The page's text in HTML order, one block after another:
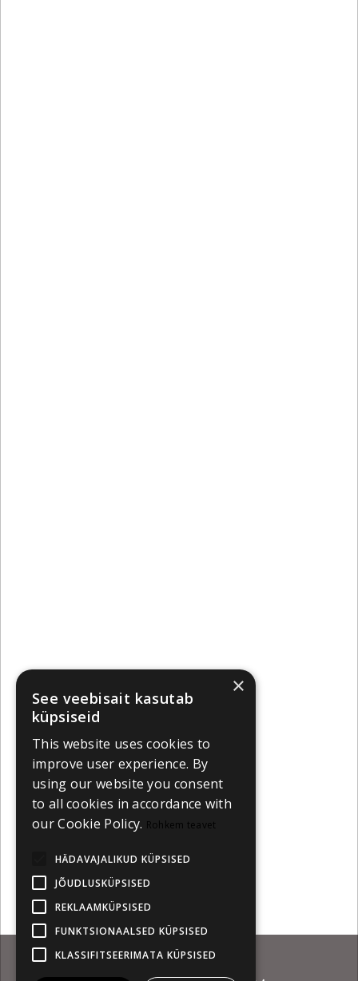
×
See veebisait kasutab
küpsiseid
This website uses cookies to
improve user experience. By
using our website you consent
to all cookies in accordance with
our Cookie Policy. Rohkem teavet
HÄDAVAJALIKUD KÜPSISED
JÕUDLUSKÜPSISED
REKLAAMKÜPSISED
FUNKTSIONAALSED KÜPSISED
KLASSIFITSEERIMATA KÜPSISED